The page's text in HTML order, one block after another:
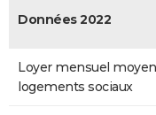
Données 2022
Loyer mensuel
logements sociaux